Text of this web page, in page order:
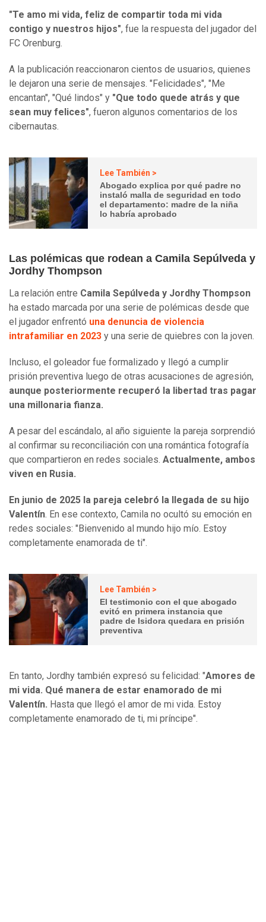
"Te amo mi vida, feliz de compartir toda mi vida
contigo y nuestros hijos", fue la respuesta del jugador del
FC Orenburg.
A la publicación reaccionaron cientos de usuarios, quienes
le dejaron una serie de mensajes. "Felicidades", "Me
encantan", "Qué lindos" y "Que todo quede atrás y que
sean muy felices", fueron algunos comentarios de los
cibernautas.
Lee También >
Abogado explica por qué padre no
instaló malla de seguridad en todo
el departamento: madre de la niña
lo habría aprobado
Las polémicas que rodean a Camila Sepúlveda y
Jordhy Thompson
La relación entre Camila Sepúlveda y Jordhy Thompson
ha estado marcada por una serie de polémicas desde que
el jugador enfrentó una denuncia de violencia
intrafamiliar en 2023 y una serie de quiebres con la joven.
Incluso, el goleador fue formalizado y llegó a cumplir
prisión preventiva luego de otras acusaciones de agresión,
aunque posteriormente recuperó la libertad tras pagar
una millonaria fianza.
A pesar del escándalo, al año siguiente la pareja sorprendió
al confirmar su reconciliación con una romántica fotografía
que compartieron en redes sociales. Actualmente, ambos
viven en Rusia.
En junio de 2025 la pareja celebró la llegada de su hijo
Valentín. En ese contexto, Camila no ocultó su emoción en
redes sociales: "Bienvenido al mundo hijo mío. Estoy
completamente enamorada de ti".
Lee También >
El testimonio con el que abogado
evitó en primera instancia que
padre de Isidora quedara en prisión
preventiva
En tanto, Jordhy también expresó su felicidad: "Amores de
mi vida. Qué manera de estar enamorado de mi
Valentín. Hasta que llegó el amor de mi vida. Estoy
completamente enamorado de ti, mi príncipe".